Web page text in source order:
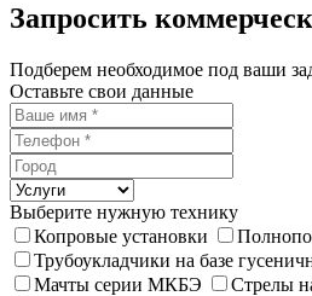
Запросить
Подберем необходимое под ваши
Оставьте свои данные
Выберите нужную технику
Копровые установки
Трубоукладчики на базе
Мачты серии МКБЭ
Стрелы